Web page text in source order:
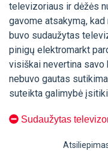
televizoriaus ir dėžės
gavome atsakymą,
buvo sudaužytas
pinigų elektromarkt
visiškai nevertina savo
nebuvo gautas
suteikta galimybė
Sudaužytas